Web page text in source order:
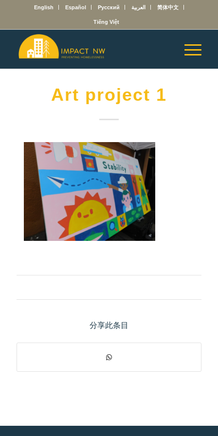
English Español Русский العربية 简体中文
Tiếng Việt
Art project 1
分享此条目